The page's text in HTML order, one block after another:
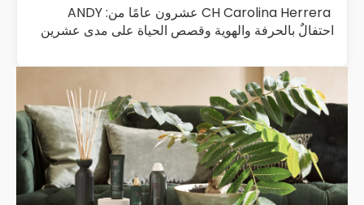
CH Carolina Herrera عشرون عامًا من: ANDY
احتفالٌ بالحرفة والهوية وقصص الحياة على مدى عشرين
مجرد حقيبة؛ كانت رفيقة درب، وشاهدة على…اقرأ المزيد